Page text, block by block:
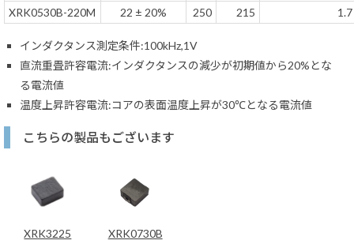
XRK0530B-220M
22 ± 20% 250 215 1.7
インダクタンス測定条件:100kHz,1V
直流重畳許容電流:インダクタンスの減少が初期値から20%とな
る電流値
温度上昇許容電流:コアの表面温度上昇が30℃となる電流値
こちらの製品もございます
XRK3225 XRK0730B